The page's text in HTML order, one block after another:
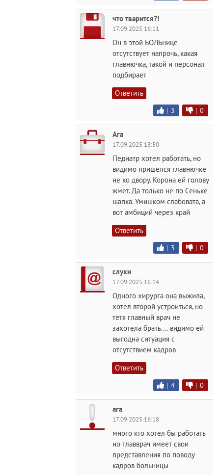
что тварится?!
17.09.2025 16:11
Он в этой БОЛЬнице
отсутствует напрочь, какая
главнючка, такой и персонал
подбирает
Ответить
| 3 | 0
Ага
17.09.2025 13:50
Педиатр хотел работать, но
видимо пришелся главнючке
не ко двору. Корона ей голову
жмет. Да только не по Сеньке
шапка. Умишком слабовата, а
вот амбиций через край
Ответить
| 3 | 0
слухи
17.09.2025 16:14
Одного хирурга она выжила,
хотел второй устроиться, но
тетя главный врач не
захотела брать.... видимо ей
выгодна ситуация с
отсутствием кадров
Ответить
| 4 | 0
ага
17.09.2025 16:18
много кто хотел бы работать
но главврач имеет свои
представления по поводу
кадров больницы